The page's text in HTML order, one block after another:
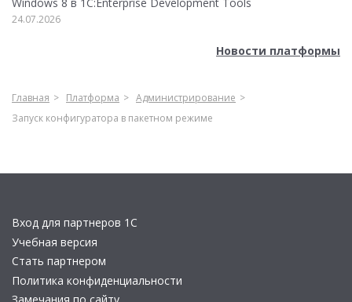
24.07.2026
Новости платформы
Главная Платформа
Администрирование
Запуск конфигуратора в пакетном режиме
Вход для партнеров 1С
Учебная версия
Стать партнером
Политика конфиденциальности